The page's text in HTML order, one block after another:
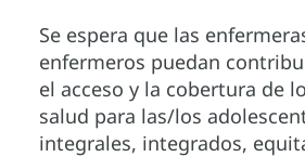
Se espera que las
enfermeros puedan
el acceso y la cobertura de
salud para las/los
integrales, integrados,